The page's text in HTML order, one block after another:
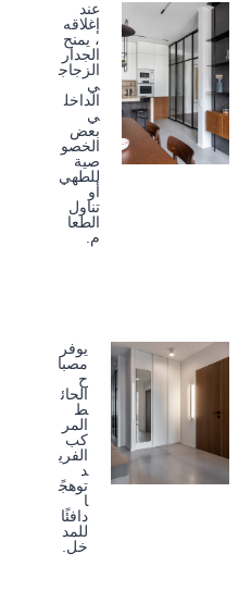
عند
إغلاقه
، يمنح
الجدار
الزجاج
ي
الداخل
ي
بعض
الخصو
صية
للطهي
أو
تناول
الطعا
م.
يوفر
مصبا
ح
الحائ
ط
المر
كب
الفري
د
توهجً
ا
دافئًا
للمد
خل.